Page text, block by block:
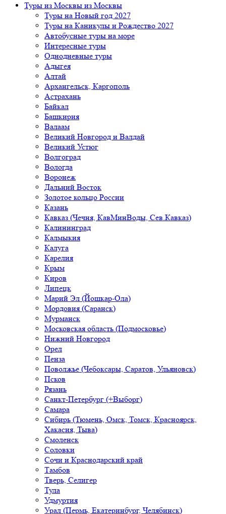
Туры из Москвы из Москвы
Туры на Новый год 2027
Туры на Каникулы и Рождество 2027
Автобусные туры на море
Интересные туры
Однодневные туры
Адыгея
Алтай
Архангельск, Каргополь
Астрахань
Байкал
Башкирия
Валаам
Великий Новгород и Валдай
Великий Устюг
Волгоград
Вологда
Воронеж
Дальний Восток
Золотое кольцо России
Казань
Кавказ (Чечня, КавМинВоды, Сев.Кавказ)
Калининград
Калмыкия
Калуга
Карелия
Крым
Киров
Липецк
Марий Эл (Йошкар-Ола)
Мордовия (Саранск)
Мурманск
Московская область (Подмосковье)
Нижний Новгород
Орел
Пенза
Поволжье (Чебоксары, Саратов, Ульяновск)
Псков
Рязань
Санкт-Петербург (+Выборг)
Самара
Сибирь (Тюмень, Омск, Томск, Красноярск,
Хакасия, Тыва)
Смоленск
Соловки
Сочи и Краснодарский край
Тамбов
Тверь, Селигер
Тула
Удмуртия
Урал (Пермь, Екатеринбург, Челябинск)